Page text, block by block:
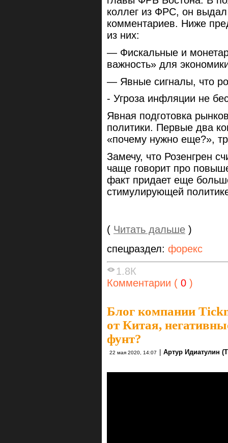
коллег из ФРС, он
комментариев. Ниже
из них:
— Фискальные и
важность» для
— Явные сигналы, что
- Угроза инфляции не
Явная подготовка
политики. Первые два
«почему нужно еще?»,
Замечу, что Розенгрен
чаще говорит про
факт придает еще
стимулирующей
( Читать дальше )
спецраздел: форекс
1.8К
Комментарии ( 0 )
Блог компании
от Китая,
фунт?
22 мая 2020, 14:07 Артур Идиатулин